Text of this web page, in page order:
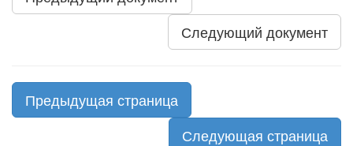
Следующий документ
Предыдущая страница
Следующая страница